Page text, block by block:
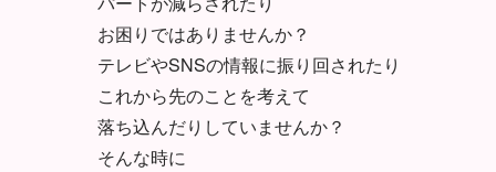
お困りではありませんか？
テレビやSNSの情報に振り回されたり
これから先のことを考えて
落ち込んだりしていませんか？
そんな時に